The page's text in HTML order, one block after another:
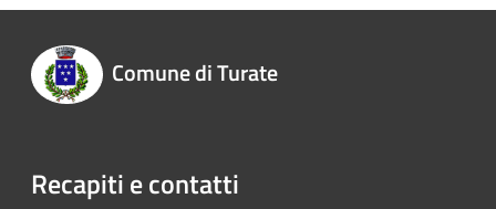
Comune di Turate
Recapiti e contatti